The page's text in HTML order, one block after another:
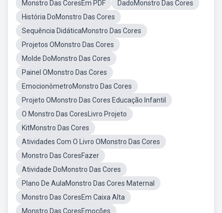
Monstro Das CoresEm PDF
DadoMonstro Das Cores
História DoMonstro Das Cores
Sequência DidáticaMonstro Das Cores
Projetos OMonstro Das Cores
Molde DoMonstro Das Cores
Painel OMonstro Das Cores
EmocionômetroMonstro Das Cores
Projeto OMonstro Das Cores Educação Infantil
O Monstro Das CoresLivro Projeto
KitMonstro Das Cores
Atividades Com O Livro OMonstro Das Cores
Monstro Das CoresFazer
Atividade DoMonstro Das Cores
Plano De AulaMonstro Das Cores Maternal
Monstro Das CoresEm Caixa Alta
Monstro Das CoresEmoções